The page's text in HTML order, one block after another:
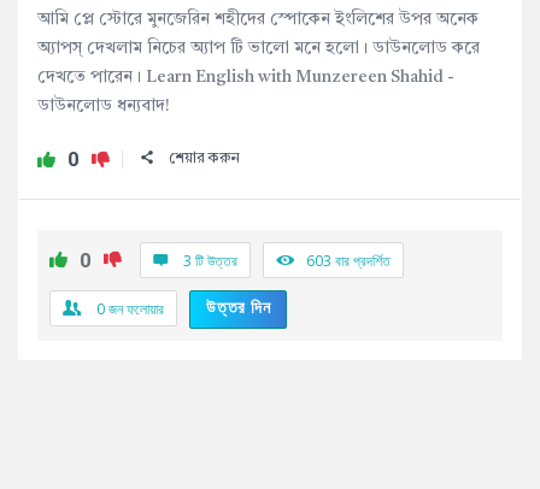
আমি প্লে স্টোরে মুনজেরিন শহীদের স্পোকেন ইংলিশের উপর অনেক
অ্যাপস্ দেখলাম নিচের অ্যাপ টি ভালো মনে হলো। ডাউনলোড করে
দেখতে পারেন। Learn English with Munzereen Shahid -
ডাউনলোড ধন্যবাদ!
0 শেয়ার করুন
0 3 টি উত্তর 603 বার প্রদর্শিত
0জন ফলোয়ার উত্তর দিন